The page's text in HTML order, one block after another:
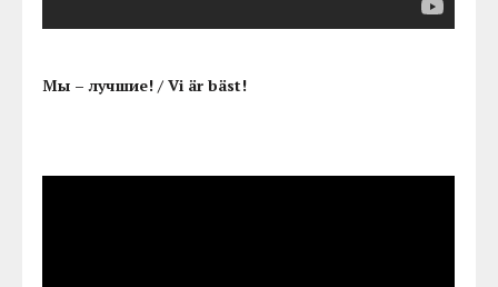
Мы – лучшие! / Vi är bäst!